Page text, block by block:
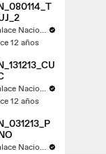
Enlace Nacional
12 años
Enlace Nacional
12 años
Enlace Nacional